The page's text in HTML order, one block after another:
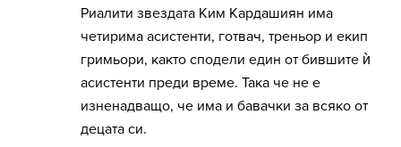
Риалити звездата Ким Кардашиян има
четирима асистенти, готвач, треньор и екип
гримьори, както сподели един от бившите ѝ
асистенти преди време. Така че не е
изненадващо, че има и бавачки за всяко от
децата си.